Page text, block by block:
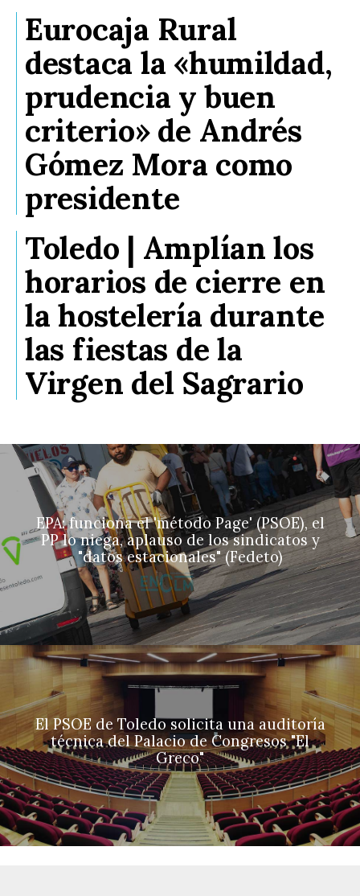
Eurocaja Rural
destaca la «humildad,
prudencia y buen
criterio» de Andrés
Gómez Mora como
presidente
Toledo | Amplían los
horarios de cierre en
la hostelería durante
las fiestas de la
Virgen del Sagrario
EPA: funciona el 'método Page' (PSOE), el
PP lo niega, aplauso de los sindicatos y
"datos estacionales" (Fedeto)
El PSOE de Toledo solicita una auditoría
técnica del Palacio de Congresos "El
Greco"